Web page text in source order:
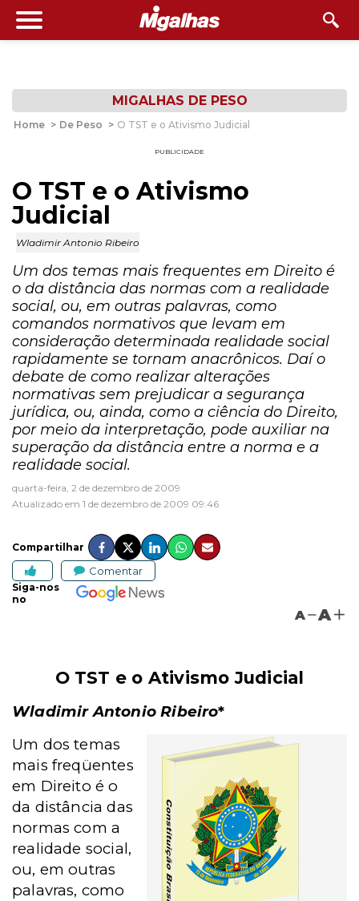
MIGALHAS DE PESO
Home > De Peso > O TST e o Ativismo Judicial
PUBLICIDADE
O TST e o Ativismo
Judicial
Wladimir Antonio Ribeiro
Um dos temas mais frequentes em Direito é
o da distância das normas com a realidade
social, ou, em outras palavras, como
comandos normativos que levam em
consideração determinada realidade social
rapidamente se tornam anacrônicos. Daí o
debate de como realizar alterações
normativas sem prejudicar a segurança
jurídica, ou, ainda, como a ciência do Direito,
por meio da interpretação, pode auxiliar na
superação da distância entre a norma e a
realidade social.
quarta-feira, 2 de dezembro de 2009
Atualizado em 1 de dezembro de 2009 09:46
Compartilhar
Comentar
Siga-nos
no
A A
O TST e o Ativismo Judicial
Wladimir Antonio Ribeiro*
Um dos temas
mais freqüentes
em Direito é o
da distância das
normas com a
realidade social,
ou, em outras
palavras, como